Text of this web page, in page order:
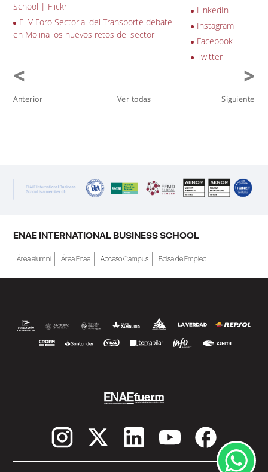
School | Flickr
El V Foro Sectorial del Transporte debate
en Molina los nuevos retos del sector
LinkedIn
Instagram
Facebook
Twitter
Anterior Ver todas Siguiente
ENAE INTERNATIONAL BUSINESS SCHOOL
Área alumni Área Enae Acceso Campus Bolsa de Empleo